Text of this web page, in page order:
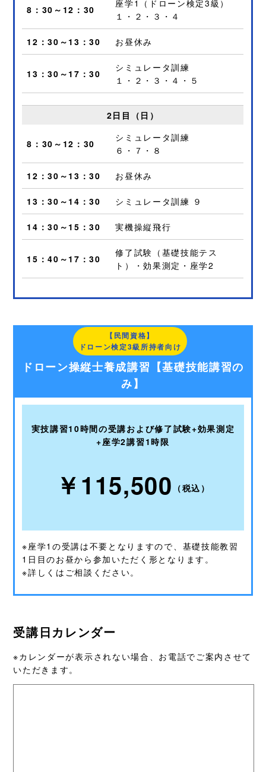
8：30～12：30
座学1（ドローン検定3級）
１・２・３・４
12：30～13：30 お昼休み
13：30～17：30
シミュレータ訓練
１・２・３・４・５
2日目（日）
8：30～12：30
シミュレータ訓練
６・７・８
12：30～13：30 お昼休み
13：30～14：30 シミュレータ訓練 ９
14：30～15：30 実機操縦飛行
15：40～17：30
修了試験（基礎技能テス
ト）・効果測定・座学2
【民間資格】
ドローン検定3級所持者向け
ドローン操縦士養成講習【基礎技能講習の
み】
実技講習10時間の受講および修了試験+効果測定
+座学2講習1時限
￥115,500 （税込）
※座学1の受講は不要となりますので、基礎技能教習
1日目のお昼から参加いただく形となります。
※詳しくはご相談ください。
受講日カレンダー
※カレンダーが表示されない場合、お電話でご案内させて
いただきます。